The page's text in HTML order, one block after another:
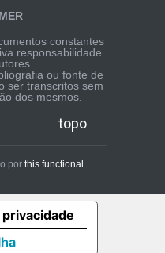
constantes
responsabilidade
ou fonte de
ser transcritos sem
dos mesmos.
topo
por this.functional